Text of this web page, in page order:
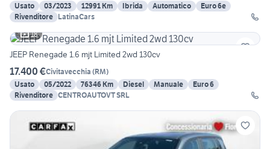
Usato
03/2023 12991 Km Ibrida Automatico
Euro 6e
Rivenditore LatinaCars
18
JEEP Renegade 1.6 mjt Limited 2wd 130cv
17.400 €Civitavecchia (RM)
Usato
05/2022 76346 Km Diesel Manuale
Euro 6
Rivenditore CENTROAUTOVT SRL